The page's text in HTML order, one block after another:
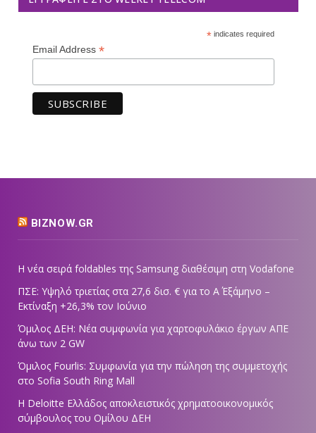
*indicates required
Email Address *
BIZNOW.GR
Η νέα σειρά foldables της Samsung διαθέσιμη στη Vodafone
ΠΣΕ: Υψηλό τριετίας στα 27,6 δισ. € για το Α΄ Εξάμηνο –
Εκτίναξη +26,3% τον Ιούνιο
Όμιλος ΔΕΗ: Νέα συμφωνία για χαρτοφυλάκιο έργων ΑΠΕ
άνω των 2 GW
Όμιλος Fourlis: Συμφωνία για την πώληση της συμμετοχής
στο Sofia South Ring Mall
Η Deloitte Ελλάδος αποκλειστικός χρηματοοικονομικός
σύμβουλος του Ομίλου ΔΕΗ